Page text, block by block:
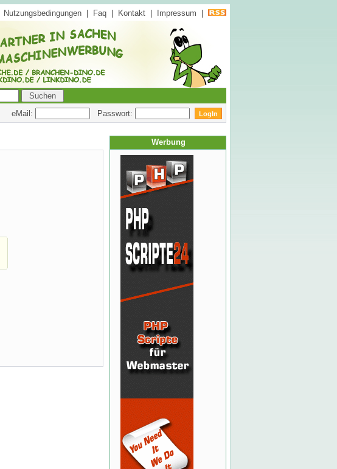
Nutzungsbedingungen Faq Kontakt Impressum
eMail: Passwort:
Werbung